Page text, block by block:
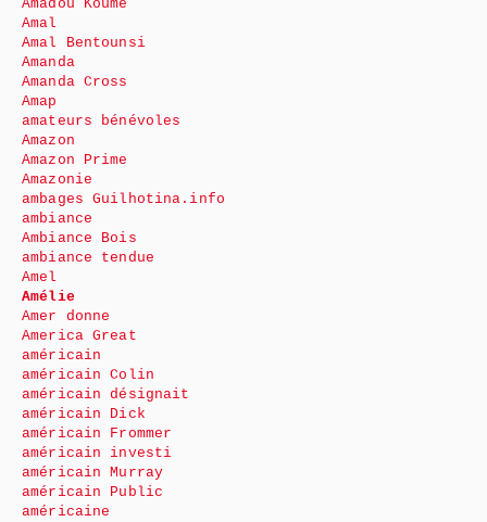
Amadou Koumé
Amal
Amal Bentounsi
Amanda
Amanda Cross
Amap
amateurs bénévoles
Amazon
Amazon Prime
Amazonie
ambages Guilhotina.info
ambiance
Ambiance Bois
ambiance tendue
Amel
Amélie
Amer donne
America Great
américain
américain Colin
américain désignait
américain Dick
américain Frommer
américain investi
américain Murray
américain Public
américaine